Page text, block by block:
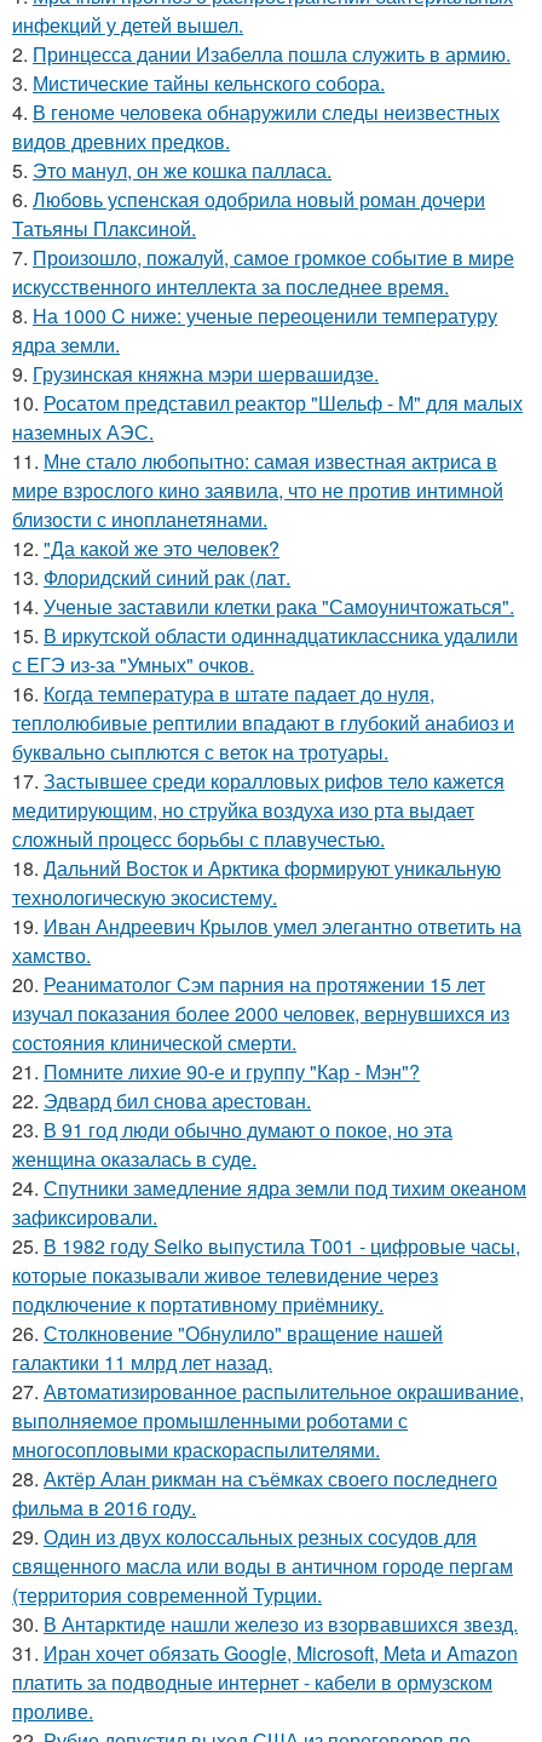
инфекций у детей вышел.
2. Принцесса дании Изабелла пошла служить в армию.
3. Мистические тайны кельнского собора.
4. В геноме человека обнаружили следы неизвестных
видов древних предков.
5. Это манул, он же кошка палласа.
6. Любовь успенская одобрила новый роман дочери
Татьяны Плаксиной.
7. Произошло, пожалуй, самое громкое событие в мире
искусственного интеллекта за последнее время.
8. На 1000 C ниже: ученые переоценили температуру
ядра земли.
9. Грузинская княжна мэри шервашидзе.
10. Росатом представил реактор "Шельф - М" для малых
наземных АЭС.
11. Мне стало любопытно: самая известная актриса в
мире взрослого кино заявила, что не против интимной
близости с инопланетянами.
12. "Да какой же это человек?
13. Флоридский синий рак (лат.
14. Ученые заставили клетки рака "Самоуничтожаться".
15. В иркутской области одиннадцатиклассника удалили
с ЕГЭ из-за "Умных" очков.
16. Когда температура в штате падает до нуля,
теплолюбивые рептилии впадают в глубокий анабиоз и
буквально сыплются с веток на тротуары.
17. Застывшее среди коралловых рифов тело кажется
медитирующим, но струйка воздуха изо рта выдает
сложный процесс борьбы с плавучестью.
18. Дальний Восток и Арктика формируют уникальную
технологическую экосистему.
19. Иван Андреевич Крылов умел элегантно ответить на
хамство.
20. Реаниматолог Сэм парния на протяжении 15 лет
изучал показания более 2000 человек, вернувшихся из
состояния клинической смерти.
21. Помните лихие 90-е и группу "Кар - Мэн"?
22. Эдвард бил снова аpестован.
23. В 91 год люди обычно думают о покое, но эта
женщина оказалась в суде.
24. Спутники замедление ядра земли под тихим океаном
зафиксировали.
25. В 1982 году Seiko выпустила T001 - цифровые часы,
которые показывали живое телевидение через
подключение к портативному приёмнику.
26. Столкновение "Обнулило" вращение нашей
галактики 11 млрд лет назад.
27. Автоматизированное распылительное окрашивание,
выполняемое промышленными роботами с
многосопловыми краскораспылителями.
28. Актёр Алан рикман на съёмках своего последнего
фильма в 2016 году.
29. Один из двух колоссальных резных сосудов для
священного масла или воды в античном городе пергам
(территория современной Турции.
30. В Антарктиде нашли железо из взорвавшихся звезд.
31. Иран хочет обязать Google, Microsoft, Meta и Amazon
платить за подводные интернет - кабели в ормузском
проливе.